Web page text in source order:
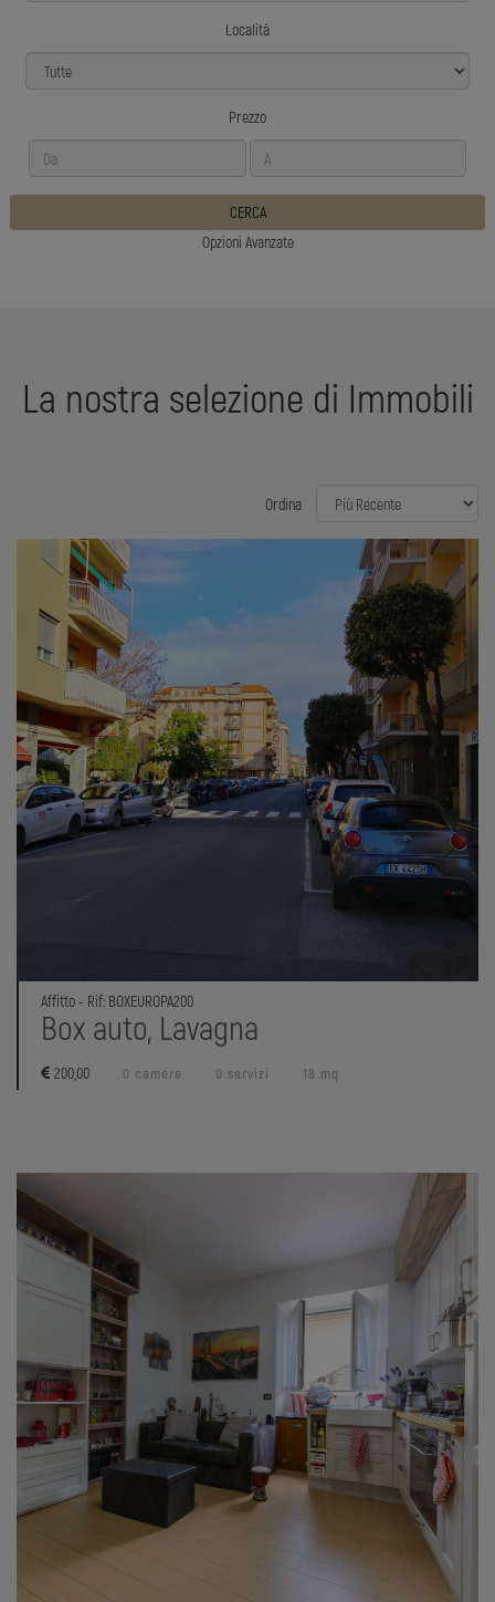
Località
Prezzo
CERCA
Opzioni Avanzate
La nostra selezione di Immobili
Ordina
Affitto - Rif: BOXEUROPA200
Box auto, Lavagna
200,00 0 camere 0 servizi 18 mq